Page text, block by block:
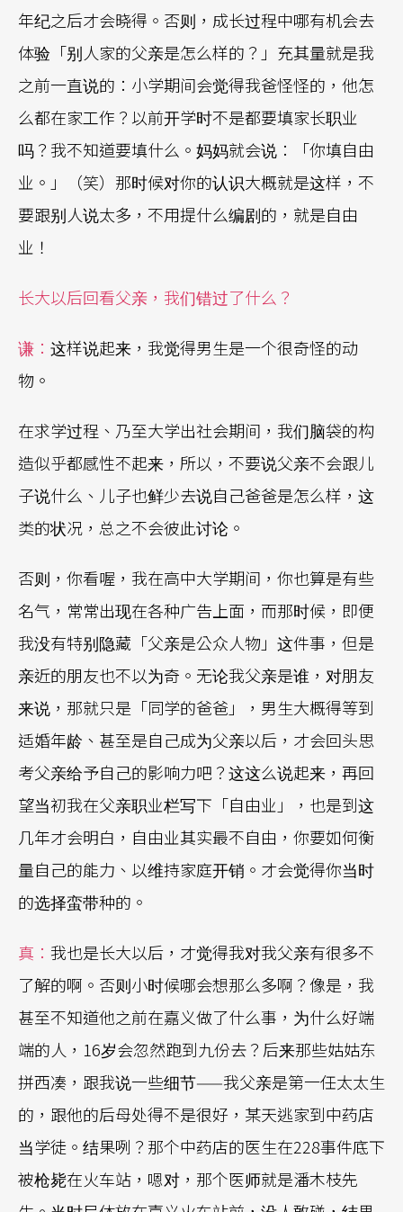
年纪之后才会晓得。否则，成长过程中哪有机会去
体验「别人家的父亲是怎么样的？」充其量就是我
之前一直说的：小学期间会觉得我爸怪怪的，他怎
么都在家工作？以前开学时不是都要填家长职业
吗？我不知道要填什么。妈妈就会说：「你填自由
业。」（笑）那时候对你的认识大概就是这样，不
要跟别人说太多，不用提什么编剧的，就是自由
业！
长大以后回看父亲，我们错过了什么？
谦： 这样说起来，我觉得男生是一个很奇怪的动
物。
在求学过程、乃至大学出社会期间，我们脑袋的构
造似乎都感性不起来，所以，不要说父亲不会跟儿
子说什么、儿子也鲜少去说自己爸爸是怎么样，这
类的状况，总之不会彼此讨论。
否则，你看喔，我在高中大学期间，你也算是有些
名气，常常出现在各种广告上面，而那时候，即便
我没有特别隐藏「父亲是公众人物」这件事，但是
亲近的朋友也不以为奇。无论我父亲是谁，对朋友
来说，那就只是「同学的爸爸」，男生大概得等到
适婚年龄、甚至是自己成为父亲以后，才会回头思
考父亲给予自己的影响力吧？这这么说起来，再回
望当初我在父亲职业栏写下「自由业」，也是到这
几年才会明白，自由业其实最不自由，你要如何衡
量自己的能力、以维持家庭开销。才会觉得你当时
的选择蛮带种的。
真： 我也是长大以后，才觉得我对我父亲有很多不
了解的啊。否则小时候哪会想那么多啊？像是，我
甚至不知道他之前在嘉义做了什么事，为什么好端
端的人，16岁会忽然跑到九份去？后来那些姑姑东
拼西凑，跟我说一些细节——我父亲是第一任太太生
的，跟他的后母处得不是很好，某天逃家到中药店
当学徒。结果咧？那个中药店的医生在228事件底下
被枪毙在火车站，嗯对，那个医师就是潘木枝先